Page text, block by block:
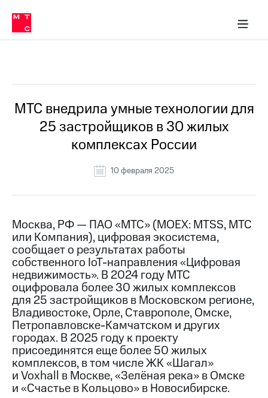
Медиа-центр
и акционерам
Устойчивое развитие
Комплаенс и деловая этика
компании
Карьера
История
компании
Руководство
информация
Контакты
Медиа-центр
Пресс-
релизы
МТС
о технологиях
Достижения
Интервью
Финансовая
отчетность
в МТС
Пресс-
релизы
о технологиях
МТС внедрила умные технологии для
25 застройщиков в 30 жилых
комплексах России
10 февраля 2025
Москва, РФ — ПАО «МТС» (MOEX: MTSS, МТС
или Компания), цифровая экосистема,
сообщает о результатах работы
собственного IoT-направления «Цифровая
недвижимость». В 2024 году МТС
оцифровала более 30 жилых комплексов
для 25 застройщиков в Московском регионе,
Владивостоке, Орле, Ставрополе, Омске,
Петропавловске-Камчатском и других
городах. В 2025 году к проекту
присоединятся еще более 50 жилых
комплексов, в том числе ЖК «Шагал»
и Voxhall в Москве, «Зелёная река» в Омске
и «Счастье в Кольцово» в Новосибирске.